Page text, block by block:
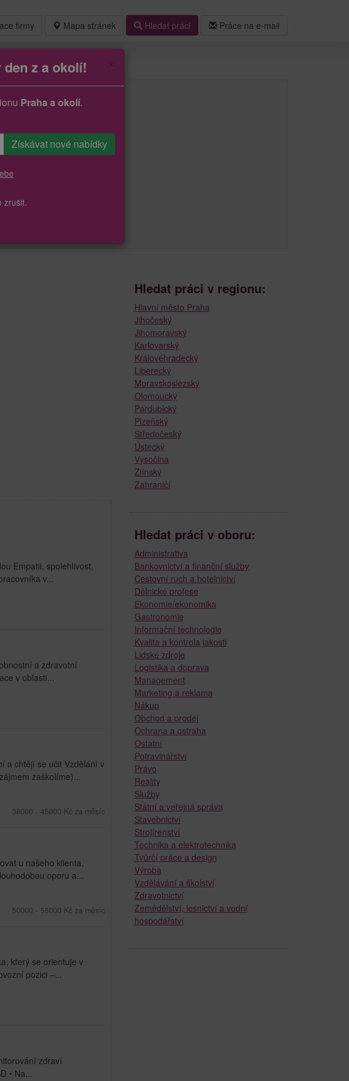
Mapa stránek Hledat práci Práce na e-mail
firmy
Empatii, spolehlivost,
v...
a zdravotní
v oblasti...
a chtějí se učit Vzdělání v
zaškolíme)...
38000 - 45000 Kč za měsíc
u našeho klienta,
oporu a...
50000 - 55000 Kč za měsíc
který se orientuje v
pozici –...
zdraví
Na...
z a okolí!
Praha a okolí.
zrušit.
Hledat práci v regionu:
Hlavní město Praha
Jihočeský
Jihomoravský
Karlovarský
Královéhradecký
Liberecký
Moravskoslezský
Olomoucký
Pardubický
Plzeňský
Středočeský
Ústecký
Vysočina
Zlínský
Zahraničí
Hledat práci v oboru:
Administrativa
Bankovnictví a finanční služby
Cestovní ruch a hotelnictví
Dělnické profese
Ekonomie/ekonomika
Gastronomie
Informační technologie
Kvalita a kontrola jakosti
Lidské zdroje
Logistika a doprava
Management
Marketing a reklama
Nákup
Obchod a prodej
Ochrana a ostraha
Ostatní
Potravinářství
Právo
Reality
Služby
Státní a veřejná správa
Stavebnictví
Strojírenství
Technika a elektrotechnika
Tvůrčí práce a design
Výroba
Vzdělávání a školství
Zdravotnictví
Zemědělství, lesnictví a vodní
hospodářství